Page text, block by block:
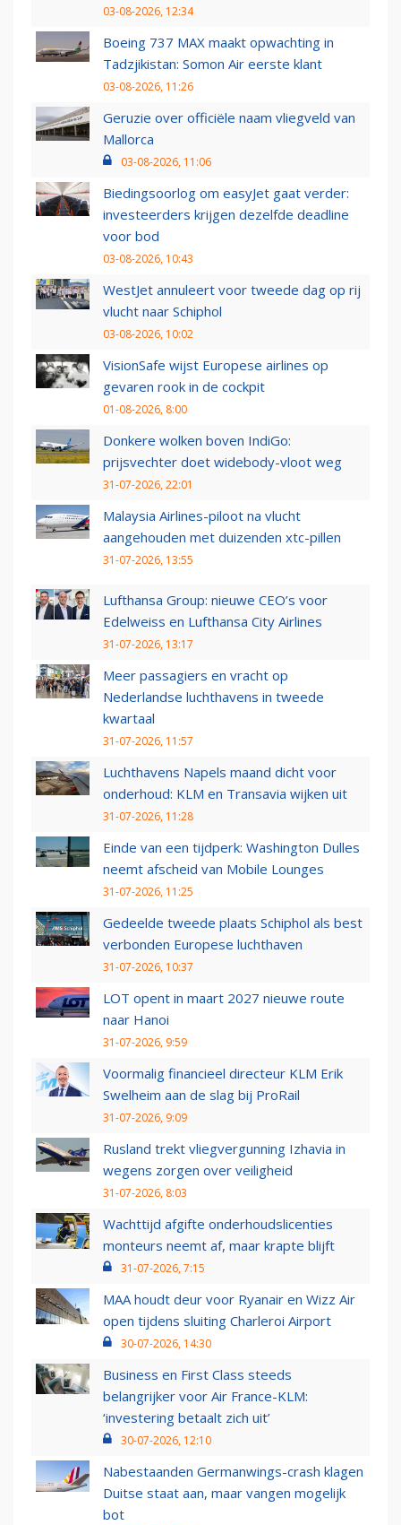
03-08-2026, 12:34
Boeing 737 MAX maakt opwachting in
Tadzjikistan: Somon Air eerste klant
03-08-2026, 11:26
Geruzie over officiële naam vliegveld van
Mallorca
03-08-2026, 11:06
Biedingsoorlog om easyJet gaat verder:
investeerders krijgen dezelfde deadline
voor bod
03-08-2026, 10:43
WestJet annuleert voor tweede dag op rij
vlucht naar Schiphol
03-08-2026, 10:02
VisionSafe wijst Europese airlines op
gevaren rook in de cockpit
01-08-2026, 8:00
Donkere wolken boven IndiGo:
prijsvechter doet widebody-vloot weg
31-07-2026, 22:01
Malaysia Airlines-piloot na vlucht
aangehouden met duizenden xtc-pillen
31-07-2026, 13:55
Lufthansa Group: nieuwe CEO’s voor
Edelweiss en Lufthansa City Airlines
31-07-2026, 13:17
Meer passagiers en vracht op
Nederlandse luchthavens in tweede
kwartaal
31-07-2026, 11:57
Luchthavens Napels maand dicht voor
onderhoud: KLM en Transavia wijken uit
31-07-2026, 11:28
Einde van een tijdperk: Washington Dulles
neemt afscheid van Mobile Lounges
31-07-2026, 11:25
Gedeelde tweede plaats Schiphol als best
verbonden Europese luchthaven
31-07-2026, 10:37
LOT opent in maart 2027 nieuwe route
naar Hanoi
31-07-2026, 9:59
Voormalig financieel directeur KLM Erik
Swelheim aan de slag bij ProRail
31-07-2026, 9:09
Rusland trekt vliegvergunning Izhavia in
wegens zorgen over veiligheid
31-07-2026, 8:03
Wachttijd afgifte onderhoudslicenties
monteurs neemt af, maar krapte blijft
31-07-2026, 7:15
MAA houdt deur voor Ryanair en Wizz Air
open tijdens sluiting Charleroi Airport
30-07-2026, 14:30
Business en First Class steeds
belangrijker voor Air France-KLM:
‘investering betaalt zich uit’
30-07-2026, 12:10
Nabestaanden Germanwings-crash klagen
Duitse staat aan, maar vangen mogelijk
bot